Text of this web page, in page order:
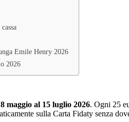
Emile Henry 2026
2026
maggio al 15 luglio 2026. Ogni 25
sulla Carta Fidaty senza